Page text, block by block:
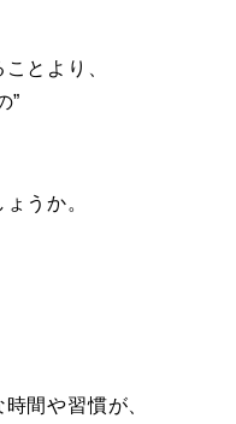
とより、
”
うか。
間や習慣が、